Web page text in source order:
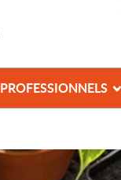
PROFESSIONNELS